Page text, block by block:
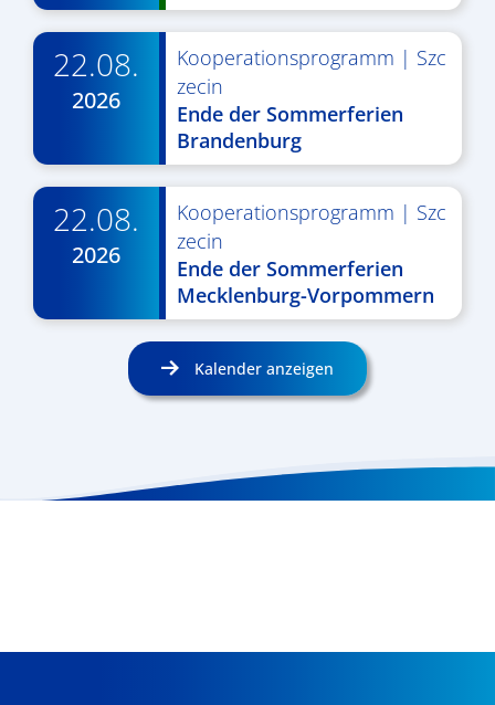
22.08.
2026
Kooperationsprogramm | Szc
zecin
Ende der Sommerferien
Brandenburg
22.08.
2026
Kooperationsprogramm | Szc
zecin
Ende der Sommerferien
Mecklenburg-Vorpommern
Kalender anzeigen